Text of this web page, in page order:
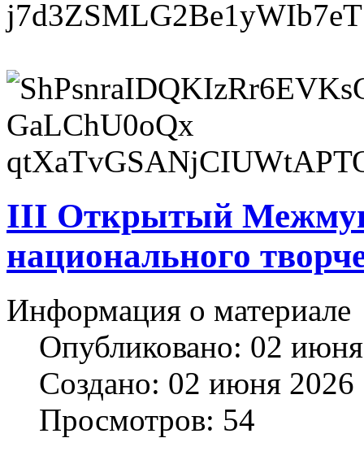
III Открытый
национального
Информация о материале
Опубликовано: 02
Создано: 02 июня 2026
Просмотров: 54